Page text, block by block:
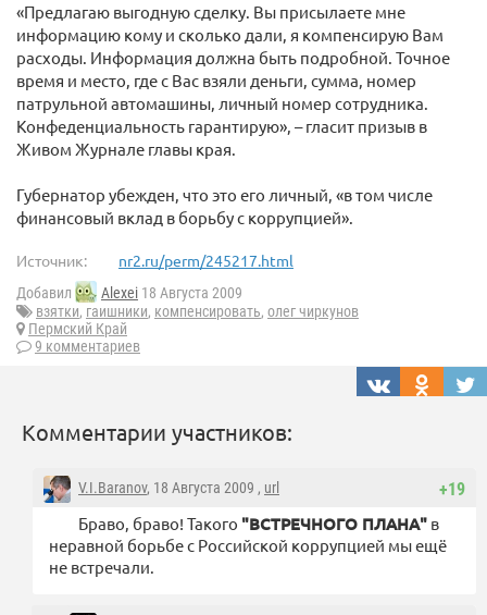
«Предлагаю выгодную сделку. Вы присылаете мне
информацию кому и сколько дали, я компенсирую Вам
расходы. Информация должна быть подробной. Точное
время и место, где с Вас взяли деньги, сумма, номер
патрульной автомашины, личный номер сотрудника.
Конфеденциальность гарантирую», – гласит призыв в
Живом Журнале главы края.
Губернатор убежден, что это его личный, «в том числе
финансовый вклад в борьбу с коррупцией».
Источник: nr2.ru/perm/245217.html
Добавил Alexei 18 Августа 2009
взятки, гаишники, компенсировать, олег чиркунов
Пермский Край
9 комментариев
Комментарии участников:
+19
V.I.Baranov, 18 Августа 2009 , url
Браво, браво! Такого "ВСТРЕЧНОГО ПЛАНА" в
неравной борьбе с Российской коррупцией мы ещё
не встречали.